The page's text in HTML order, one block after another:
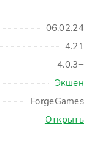
06.02.24
4.21
4.0.3+
Экшен
ForgeGames
Открыть